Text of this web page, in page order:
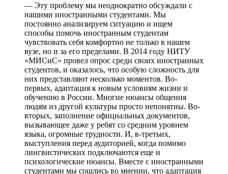
— Эту проблему мы неоднократно обсуждали с
нашими иностранными студентами. Мы
постоянно анализируем ситуацию и ищем
способы помочь иностранным студентам
чувствовать себя комфортно не только в нашем
вузе, но и за его пределами. В 2014 году НИТУ
«МИСиС» провел опрос среди своих иностранных
студентов, и оказалось, что особую сложность для
них представляют несколько моментов. Во-
первых, адаптация к новым условиям жизни и
обучению в России. Многие нюансы общения
людям из другой культуры просто непонятны. Во-
вторых, заполнение официальных документов,
вызывающее даже у ребят со средним уровнем
языка, огромные трудности. И, в-третьих,
выступления перед аудиторией, когда помимо
лингвистических подключаются еще и
психологические нюансы. Вместе с иностранными
студентами мы сошлись во мнении, что адаптация